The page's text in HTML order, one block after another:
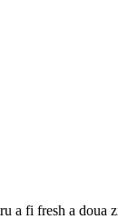
a fi fresh a doua